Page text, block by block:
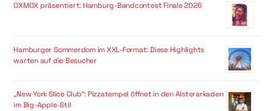
OXMOX präsentiert: Hamburg-Bandcontest Finale 2026
Hamburger Sommerdom im XXL-Format: Diese Highlights
warten auf die Besucher
„New York Slice Club“: Pizzatempel öffnet in den Alsterarkaden
im Big-Apple-Stil